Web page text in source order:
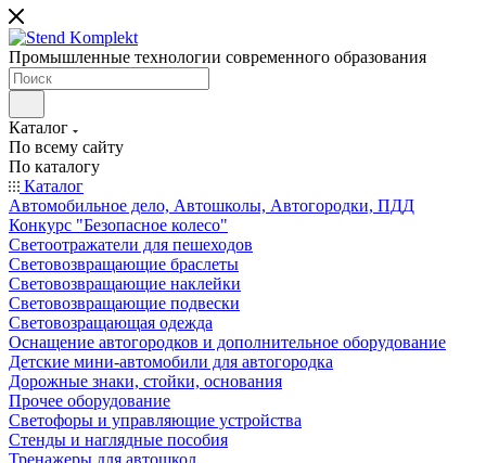
Промышленные технологии современного образования
Каталог
По всему сайту
По каталогу
Каталог
Автомобильное дело, Автошколы, Автогородки, ПДД
Конкурс "Безопасное колесо"
Светоотражатели для пешеходов
Световозвращающие браслеты
Световозвращающие наклейки
Световозвращающие подвески
Световозращающая одежда
Оснащение автогородков и дополнительное оборудование
Детские мини-автомобили для автогородка
Дорожные знаки, стойки, основания
Прочее оборудование
Светофоры и управляющие устройства
Стенды и наглядные пособия
Тренажеры для автошкол